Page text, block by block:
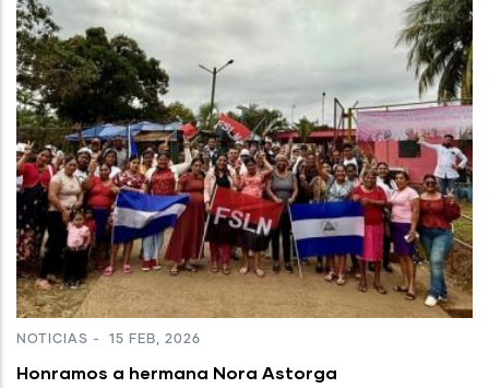
NOTICIAS - 15 FEB, 2026
Honramos a hermana Nora Astorga